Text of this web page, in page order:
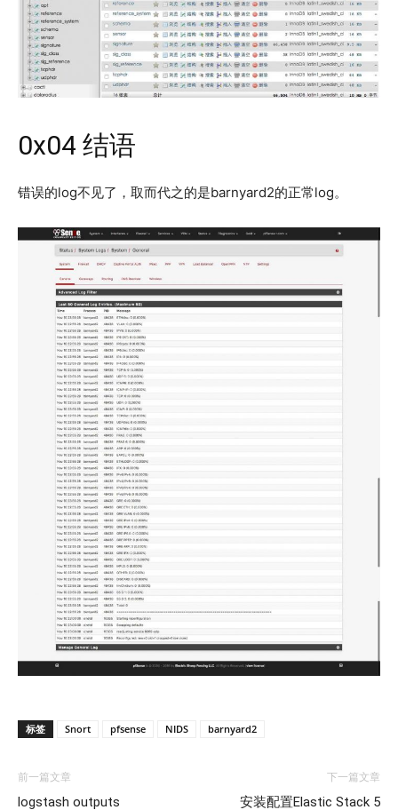
0x04 结语
错误的log不见了，取而代之的是barnyard2的正常log。
标签 Snort pfsense NIDS barnyard2
前一篇文章
logstash outputs
下一篇文章
安装配置Elastic Stack 5